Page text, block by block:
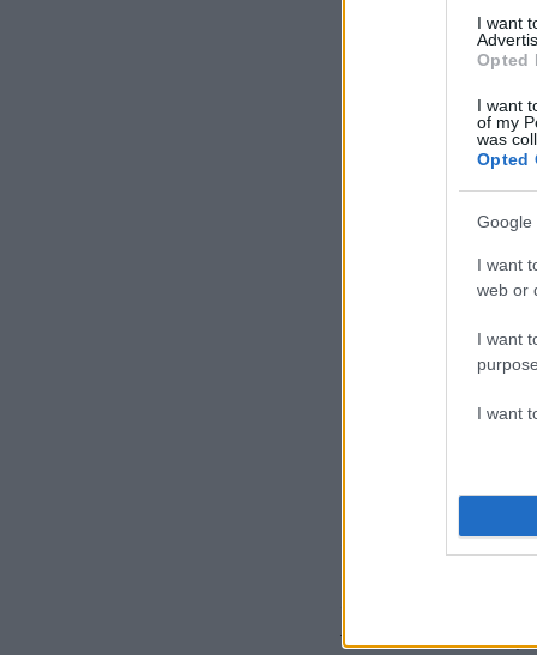
I want
Opted
I want
of my
was
Opted
Google
I want
web or
I want
I want
Με τις
εποπτικό
φορέας που μας
την καθολική